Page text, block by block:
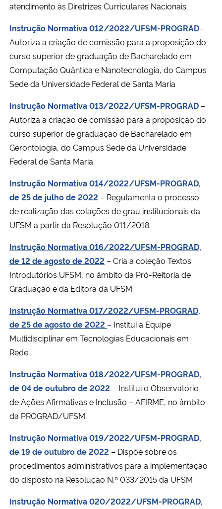
atendimento às Diretrizes Curriculares Nacionais.
Instrução Normativa 012/2022/UFSM-PROGRAD–
Autoriza a criação de comissão para a proposição do
curso superior de graduação de Bacharelado em
Computação Quântica e Nanotecnologia, do Campus
Sede da Universidade Federal de Santa Maria
Instrução Normativa 013/2022/UFSM-PROGRAD –
Autoriza a criação de comissão para a proposição do
curso superior de graduação de Bacharelado em
Gerontologia, do Campus Sede da Universidade
Federal de Santa Maria.
Instrução Normativa 014/2022/UFSM-PROGRAD,
de 25 de julho de 2022 – Regulamenta o processo
de realização das colações de grau institucionais da
UFSM a partir da Resolução 011/2018.
Instrução Normativa 016/2022/UFSM-PROGRAD,
de 12 de agosto de 2022 – Cria a coleção Textos
Introdutórios UFSM, no âmbito da Pró-Reitoria de
Graduação e da Editora da UFSM
Instrução Normativa 017/2022/UFSM-PROGRAD,
de 25 de agosto de 2022 – Institui a Equipe
Multidisciplinar em Tecnologias Educacionais em
Rede
Instrução Normativa 018/2022/UFSM-PROGRAD,
de 04 de outubro de 2022 – Institui o Observatório
de Ações Afirmativas e Inclusão – AFIRME, no âmbito
da PROGRAD/UFSM
Instrução Normativa 019/2022/UFSM-PROGRAD,
de 19 de outubro de 2022 – Dispõe sobre os
procedimentos administrativos para a implementação
do disposto na Resolução N.º 033/2015 da UFSM
Instrução Normativa 020/2022/UFSM-PROGRAD,